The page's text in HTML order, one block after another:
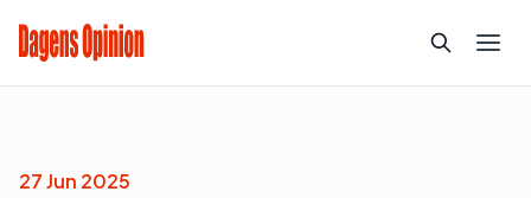
27 Jun 2025